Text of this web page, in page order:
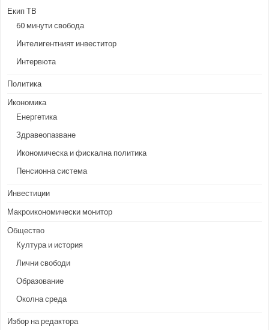
Екип ТВ
60 минути свобода
Интелигентният инвеститор
Интервюта
Политика
Икономика
Енергетика
Здравеопазване
Икономическа и фискална политика
Пенсионна система
Инвестиции
Макроикономически монитор
Общество
Култура и история
Лични свободи
Образование
Околна среда
Избор на редактора